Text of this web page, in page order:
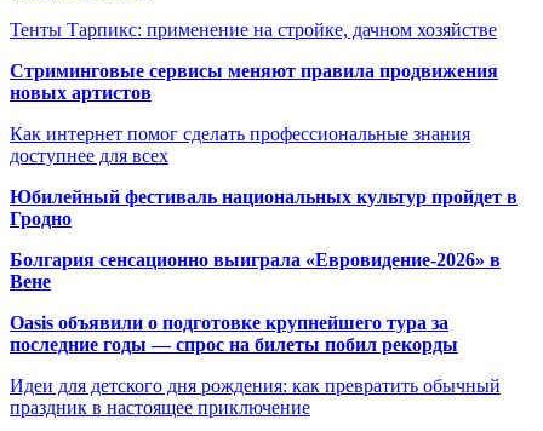
Тенты Тарпикс: применение на стройке, дачном хозяйстве
Стриминговые сервисы меняют правила продвижения
новых артистов
Как интернет помог сделать профессиональные знания
доступнее для всех
Юбилейный фестиваль национальных культур пройдет в
Гродно
Болгария сенсационно выиграла «Евровидение-2026» в
Вене
Oasis объявили о подготовке крупнейшего тура за
последние годы — спрос на билеты побил рекорды
Идеи для детского дня рождения: как превратить обычный
праздник в настоящее приключение